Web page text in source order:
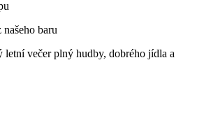
baru
večer plný hudby, dobrého jídla a